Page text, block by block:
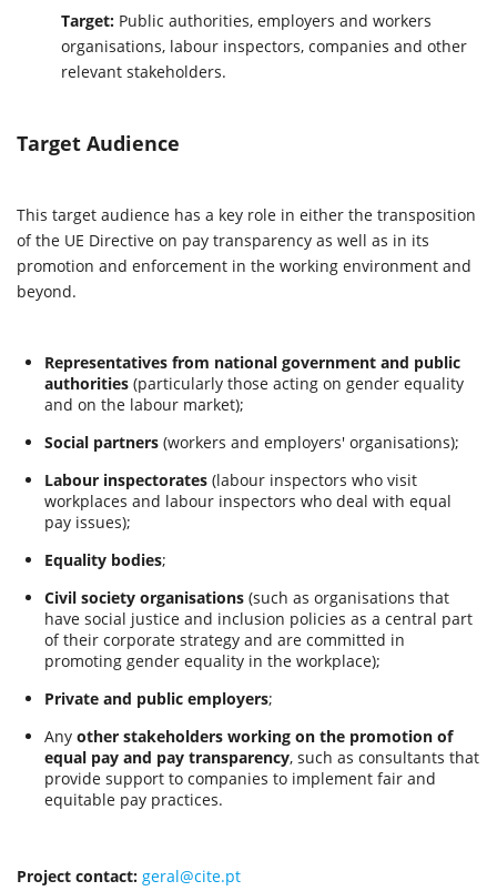
Target: Public authorities, employers and workers
organisations, labour inspectors, companies and other
relevant stakeholders.
Target Audience
This target audience has a key role in either the transposition
of the UE Directive on pay transparency as well as in its
promotion and enforcement in the working environment and
beyond.
Representatives from national government and public
authorities (particularly those acting on gender equality
and on the labour market);
Social partners (workers and employers' organisations);
Labour inspectorates (labour inspectors who visit
workplaces and labour inspectors who deal with equal
pay issues);
Equality bodies;
Civil society organisations (such as organisations that
have social justice and inclusion policies as a central part
of their corporate strategy and are committed in
promoting gender equality in the workplace);
Private and public employers;
Any other stakeholders working on the promotion of
equal pay and pay transparency, such as consultants that
provide support to companies to implement fair and
equitable pay practices.
Project contact: geral@cite.pt